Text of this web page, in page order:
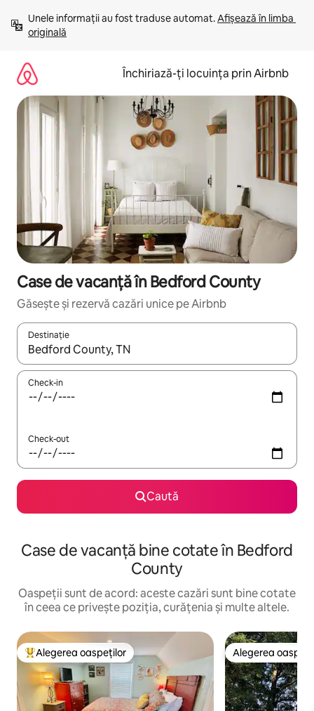
mergi
conținut
Unele informații au fost traduse automat. Afișează în limba
originală
Închiriază-ți locuința prin Airbnb
Case de vacanță în Bedford County
Găsește și rezervă cazări unice pe Airbnb
Destinație
Când se încarcă rezultatele, navighează folosind tastele
Check-in
Check-out
Caută
Case de vacanță bine cotate în Bedford
County
Oaspeții sunt de acord: aceste cazări sunt bine cotate
în ceea ce privește poziția, curățenia și multe altele.
Locuință din topul categoriei Alegerea oaspeților
Alegerea oaspeților Alegerea
Alegerea